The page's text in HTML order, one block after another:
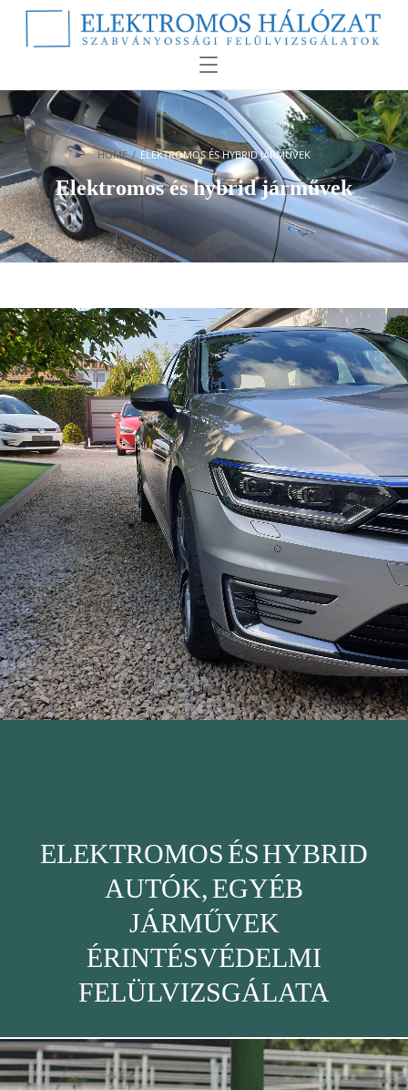
HOME / ELEKTROMOS ÉS HYBRID JÁRMŰVEK
Elektromos és hybrid járművek
ELEKTROMOS ÉS HYBRID
AUTÓK, EGYÉB
JÁRMŰVEK
ÉRINTÉSVÉDELMI
FELÜLVIZSGÁLATA